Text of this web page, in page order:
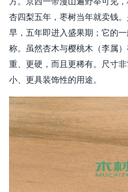
杏四梨五年，枣树当年就卖钱
早，五年即进入盛果期；它的
称。虽然杏木与樱桃木（李属
重、更硬，而且更稀有。尺寸
小、更具装饰性的用途。